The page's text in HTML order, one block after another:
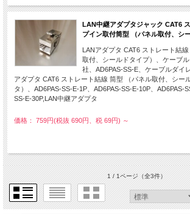
LAN中継アダプタジャック CAT6
プイン取付筒型 （パネル取付、シ
LANアダプタ CAT6 ストレート結
取付、シールドタイプ）、ケーブ
社、AD6PAS-SS-E、ケーブルダイ
アダプタ CAT6 ストレート結線 筒型 （パネル取付、シー
タ）、AD6PAS-SS-E-1P、AD6PAS-SS-E-10P、AD6PAS-
SS-E-30P,LAN中継アダプタ
価格： 759円(税抜 690円、税 69円) ～
1 / 1ページ（全3件）